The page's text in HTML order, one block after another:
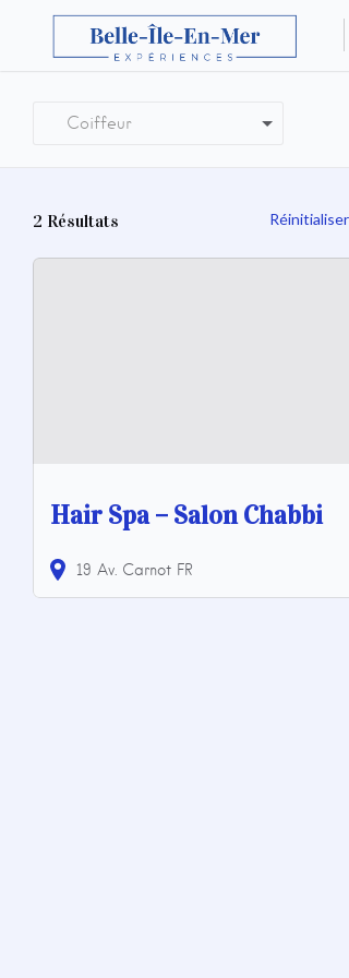
Coiffeur
2 Résultats Réinitialiser
Hair Spa – Salon Chabbi
19 Av. Carnot FR